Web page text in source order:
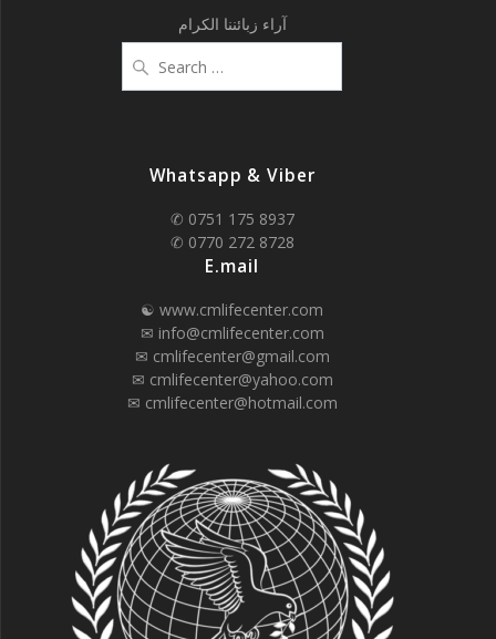
آراء زبائننا الكرام
for:
Whatsapp & Viber
✆ 0751 175 8937
✆ 0770 272 8728
E.mail
☯ www.cmlifecenter.com
✉ info@cmlifecenter.com
✉ cmlifecenter@gmail.com
✉ cmlifecenter@yahoo.com
✉ cmlifecenter@hotmail.com